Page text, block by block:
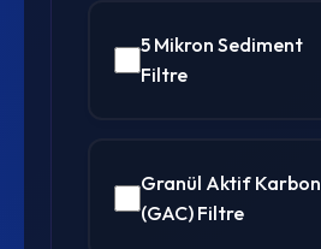
5 Mikron Sediment
Filtre
Granül Aktif Karbon
(GAC) Filtre